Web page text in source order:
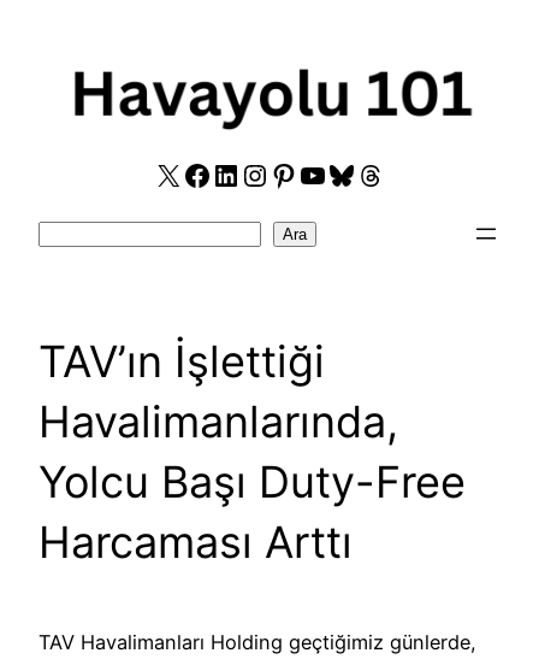
X Facebook
LinkedIn
Instagram
Pinterest
YouTube
Bluesky
Threads
Ara
TAV’ın İşlettiği
Havalimanlarında,
Yolcu Başı Duty-Free
Harcaması Arttı
TAV Havalimanları Holding geçtiğimiz günlerde,